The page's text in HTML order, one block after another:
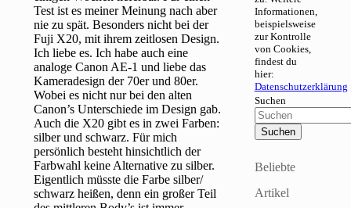
Test ist es meiner Meinung nach aber
nie zu spät. Besonders nicht bei der
Fuji X20, mit ihrem zeitlosen Design.
Ich liebe es. Ich habe auch eine
analoge Canon AE-1 und liebe das
Kameradesign der 70er und 80er.
Wobei es nicht nur bei den alten
Canon’s Unterschiede im Design gab.
Auch die X20 gibt es in zwei Farben:
silber und schwarz. Für mich
persönlich besteht hinsichtlich der
Farbwahl keine Alternative zu silber.
Eigentlich müsste die Farbe silber/
schwarz heißen, denn ein großer Teil
Informationen,
beispielsweise
zur Kontrolle
von Cookies,
findest du
hier:
Datenschutzerklärung
Suchen
Beliebte
Artikel